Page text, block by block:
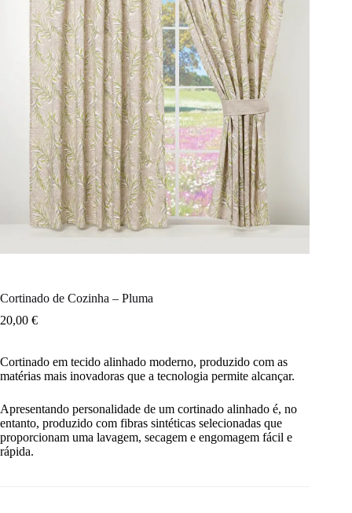
Cortinado de Cozinha – Pluma
20,00 €
Cortinado em tecido alinhado moderno, produzido com as
matérias mais inovadoras que a tecnologia permite alcançar.
Apresentando personalidade de um cortinado alinhado é, no
entanto, produzido com fibras sintéticas selecionadas que
proporcionam uma lavagem, secagem e engomagem fácil e
rápida.